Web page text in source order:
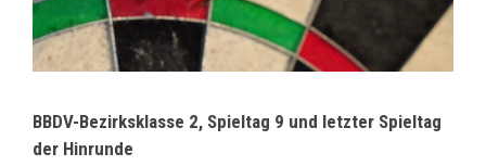
BBDV-Bezirksklasse 2, Spieltag 9 und letzter Spieltag
der Hinrunde